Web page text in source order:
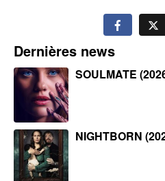
Dernières news
SOULMATE
NIGHTBORN